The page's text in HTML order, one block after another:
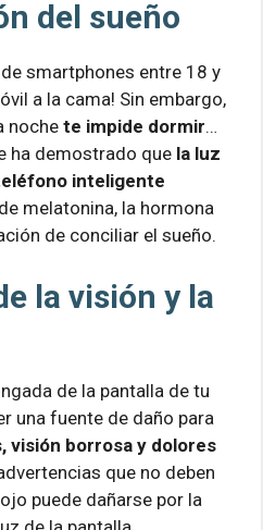
del sueño
smartphones entre 18 y
a la cama! Sin embargo,
nochete impide dormir…
ha demostrado que la luz
inteligente
melatonina, la hormona
de conciliar el sueño.
la visión y la
de la pantalla de tu
una fuente de daño para
visión borrosa y dolores
que no deben
puede dañarse por la